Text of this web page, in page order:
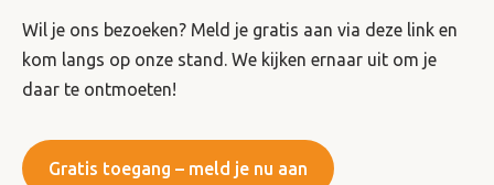
Wil je ons bezoeken? Meld je gratis aan via deze link en
kom langs op onze stand. We kijken ernaar uit om je
daar te ontmoeten!
Gratis toegang – meld je nu aan